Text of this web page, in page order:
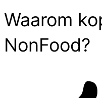
Waarom
NonFood?